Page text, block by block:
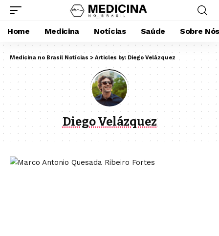
Home Medicina Notícias Saúde Sobre
Medicina no Brasil Notícias > Articles by: Diego Velázquez
Diego Velázquez